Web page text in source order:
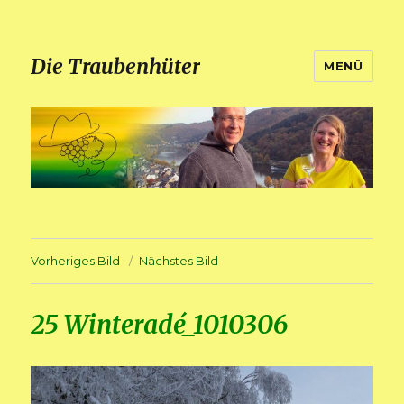
Die Traubenhüter MENÜ
Vorheriges Bild Nächstes Bild
25 Winteradé_1010306